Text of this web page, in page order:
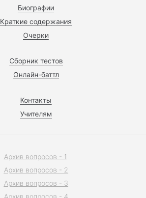
Биографии
Краткие содержания
Очерки
Сборник тестов
Онлайн-баттл
Контакты
Учителям
Архив вопросов - 1
Архив вопросов - 2
Архив вопросов - 3